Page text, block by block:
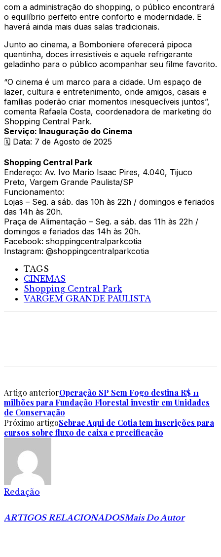
com a administração do shopping, o público encontrará
o equilíbrio perfeito entre conforto e modernidade. E
haverá ainda mais duas salas tradicionais.
Junto ao cinema, a Bomboniere oferecerá pipoca
quentinha, doces irresistíveis e aquele refrigerante
geladinho para o público acompanhar seu filme favorito.
“O cinema é um marco para a cidade. Um espaço de
lazer, cultura e entretenimento, onde amigos, casais e
famílias poderão criar momentos inesquecíveis juntos”,
comenta Rafaela Costa, coordenadora de marketing do
Shopping Central Park.
Serviço: Inauguração do Cinema
🗓️ Data: 7 de Agosto de 2025
Shopping Central Park
Endereço: Av. Ivo Mario Isaac Pires, 4.040, Tijuco
Preto, Vargem Grande Paulista/SP
Funcionamento:
Lojas – Seg. a sáb. das 10h às 22h / domingos e feriados
das 14h às 20h.
Praça de Alimentação – Seg. a sáb. das 11h às 22h /
domingos e feriados das 14h às 20h.
Facebook: shoppingcentralparkcotia
Instagram: @shoppingcentralparkcotia
TAGS
CINEMAS
Shopping Central Park
VARGEM GRANDE PAULISTA
Artigo anteriorOperação SP Sem Fogo destina R$ 11
milhões para Fundação Florestal investir em Unidades
de Conservação
Próximo artigoSebrae Aqui de Cotia tem inscrições para
cursos sobre fluxo de caixa e precificação
Redação
ARTIGOS RELACIONADOSMais Do Autor